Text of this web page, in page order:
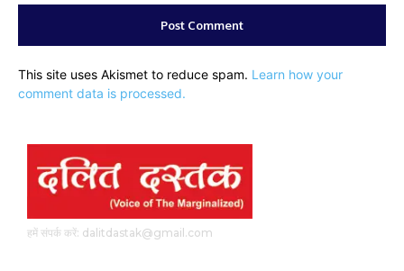
This site uses Akismet to reduce spam. Learn how your
comment data is processed.
हमें संपर्क करें: dalitdastak@gmail.com